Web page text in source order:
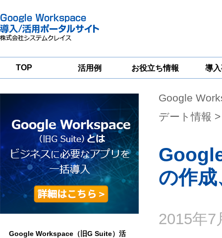
TOP 活用例 お役立ち情報
一
導
グループウェア
移行支援
Google
Workspace
セキュリティ
対策サービス
Google Workspace（旧G Suite）活
Google
デート情報
の作
2015年7